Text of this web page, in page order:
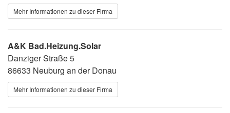
Mehr Informationen zu dieser Firma
A&K Bad.Heizung.Solar
Danziger Straße 5
86633 Neuburg an der Donau
Mehr Informationen zu dieser Firma